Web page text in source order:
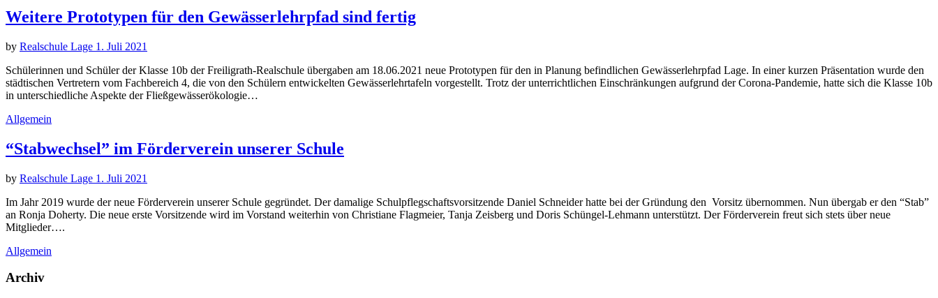
Weitere Prototypen für den Gewässerlehrpfad sind fertig
by Realschule Lage 1. Juli 2021
Schülerinnen und Schüler der Klasse 10b der Freiligrath-Realschule übergaben am 18.06.2021 neue Prototypen für den in Planung befindlichen Gewässerlehrpfad Lage. In einer kurzen Präsentation wurde den
städtischen Vertretern vom Fachbereich 4, die von den Schülern entwickelten Gewässerlehrtafeln vorgestellt. Trotz der unterrichtlichen Einschränkungen aufgrund der Corona-Pandemie, hatte sich die Klasse 10b
in unterschiedliche Aspekte der Fließgewässerökologie…
Allgemein
“Stabwechsel” im Förderverein unserer Schule
by Realschule Lage 1. Juli 2021
Im Jahr 2019 wurde der neue Förderverein unserer Schule gegründet. Der damalige Schulpflegschaftsvorsitzende Daniel Schneider hatte bei der Gründung den Vorsitz übernommen. Nun übergab er den “Stab”
an Ronja Doherty. Die neue erste Vorsitzende wird im Vorstand weiterhin von Christiane Flagmeier, Tanja Zeisberg und Doris Schüngel-Lehmann unterstützt. Der Förderverein freut sich stets über neue
Mitglieder….
Allgemein
Archiv